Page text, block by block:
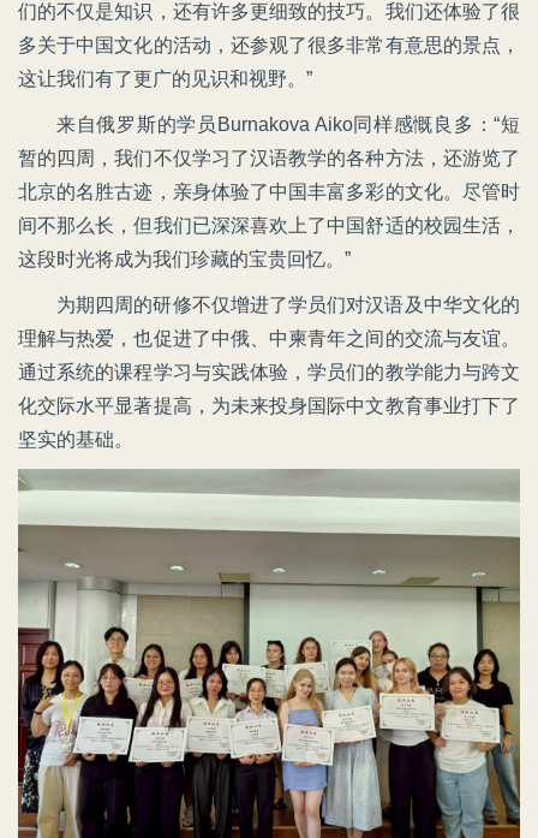
们的不仅是知识，还有许多更细致的技巧。我们还体验了很
多关于中国文化的活动，还参观了很多非常有意思的景点，
这让我们有了更广的见识和视野。”
来自俄罗斯的学员Burnakova Aiko同样感慨良多：“短
暂的四周，我们不仅学习了汉语教学的各种方法，还游览了
北京的名胜古迹，亲身体验了中国丰富多彩的文化。尽管时
间不那么长，但我们已深深喜欢上了中国舒适的校园生活，
这段时光将成为我们珍藏的宝贵回忆。”
为期四周的研修不仅增进了学员们对汉语及中华文化的
理解与热爱，也促进了中俄、中柬青年之间的交流与友谊。
通过系统的课程学习与实践体验，学员们的教学能力与跨文
化交际水平显著提高，为未来投身国际中文教育事业打下了
坚实的基础。